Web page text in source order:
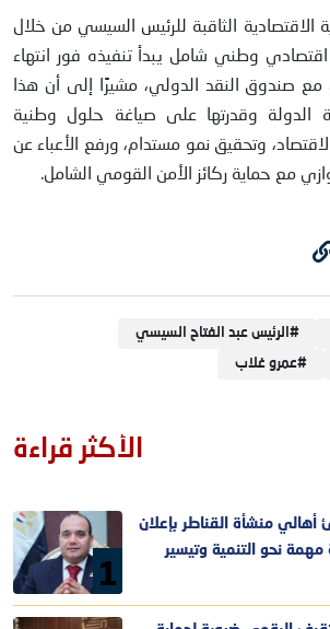
الاقتصادية الثاقبة للرئيس السيسي من خلال
اقتصادي وطني شامل يبدأ تنفيذه فور انتهاء
مع صندوق النقد الدولي، مشيرًا إلى أن هذا
الدولة وقدرتها على صياغة حلول وطنية
وتحقيق نمو مستدام، ورفع الأعباء عن
مع حماية ركائز الأمن القومي الشامل.
# الرئيس عبد الفتاح السيسي
#عمرو غلاب
الأكثر قراءة
1
أهالي منشأة القناطر بإعلان
مهمة نحو التنمية وتيسير